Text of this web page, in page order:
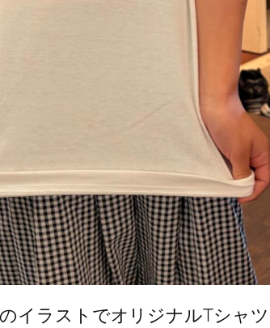
イラストでオリジナルTシャ